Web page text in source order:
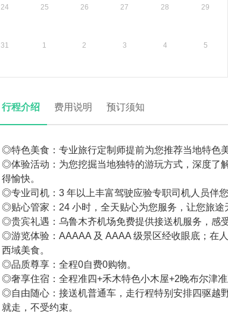
24 25 26 27 28 29
31 1 2 3 4 5
行程介绍 费用说明 预订须知
◎特色美食：专业旅行定制师提前为您推荐当地特色
◎体验活动：为您挖掘当地独特的游玩方式，深度了
得愉快。
◎专业司机：3 年以上丰富驾驶应验专职司机人员伴您
◎贴心管家：24 小时，全天贴心为您服务，让您旅途
◎贵宾礼遇：乌鲁木齐机场免费提供接送机服务，感
◎游览体验：AAAAA 及 AAAA 级景区经收眼底；在
西域美食。
◎品质尊享：全程0自费0购物。
◎奢享住宿：全程准四+禾木特色小木屋+2晚布尔津准
◎自由随心：接送机普通车，走行程特别安排四驱越
就走，不受约束。